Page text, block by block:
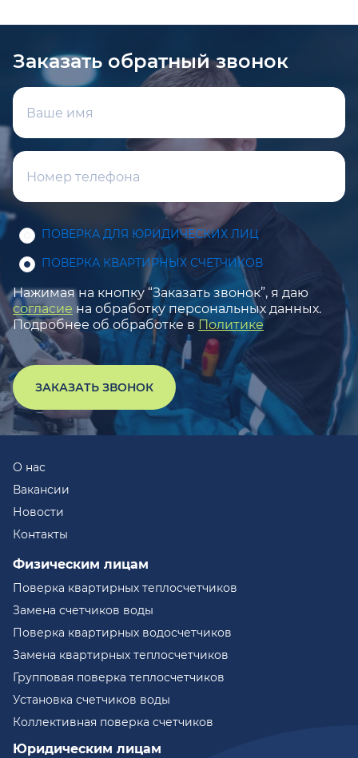
Заказать обратный звонок
ПОВЕРКА ДЛЯ ЮРИДИЧЕСКИХ ЛИЦ
ПОВЕРКА КВАРТИРНЫХ СЧЕТЧИКОВ
Нажимая на кнопку “Заказать звонок”, я даю
согласие на обработку персональных данных.
Подробнее об обработке в Политике
ЗАКАЗАТЬ ЗВОНОК
О нас
Вакансии
Новости
Контакты
Физическим лицам
Поверка квартирных теплосчетчиков
Замена счетчиков воды
Поверка квартирных водосчетчиков
Замена квартирных теплосчетчиков
Групповая поверка теплосчетчиков
Установка счетчиков воды
Коллективная поверка счетчиков
Юридическим лицам